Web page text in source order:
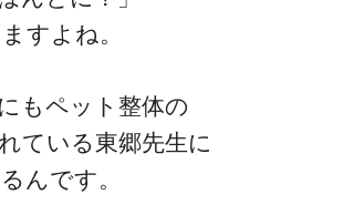
すよね。
もペット整体の
ている東郷先生に
んです。